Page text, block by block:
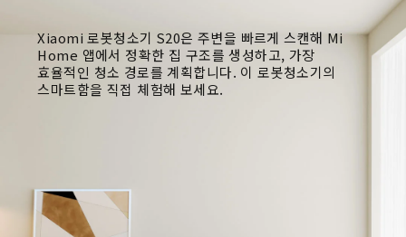
Xiaomi 로봇청소기 S20은 주변을 빠르게 스캔해 Mi
Home 앱에서 정확한 집 구조를 생성하고, 가장
효율적인 청소 경로를 계획합니다. 이 로봇청소기의
스마트함을 직접 체험해 보세요.